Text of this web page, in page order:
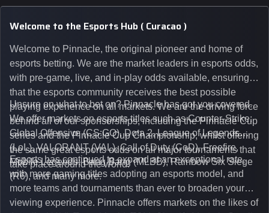
Welcome to the Esports Hub ( Curacao )
Welcome to Pinnacle, the original pioneer and home of
esports betting. We are the market leaders in esports odds,
with pre-game, live, and in-play odds available, ensuring
that the esports community receives the best possible
playing experience on all markets. We are the driving force
behind all of our sponsorships, including the Pinnacle Cup
series and the Pinnacle Cup Championship, whilst offering
the same great esports odds on all major tournaments that
take place around the world.
Unsure on what to bet on? Pinnacle has got you covered.
We offer markets on esports titles such as Counter-Strike:
Global Offensive (CS:GO), Dota 2, League of Legends
(LoL), VALORANT (VAL), Call of Duty (CoD), Freefire,
Mobile Legends: Bang Bang (MLBB), Rainbow Six Siege
(R6), and many more.
Esports has continued to expand at an exceptional rate,
with more gaming titles adopting an esports model, and
more teams and tournaments than ever to broaden your
viewing experience. Pinnacle offers markets on the likes of